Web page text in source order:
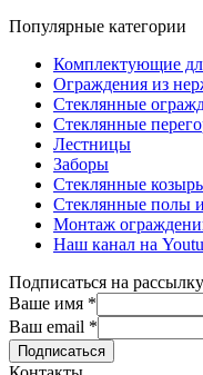
Популярные категории
Комплектующие
Ограждения из
Стеклянные
Стеклянные
Лестницы
Заборы
Стеклянные
Стеклянные полы
Монтаж
Наш канал на
Подписаться на рассылку
Ваше имя *
Ваш email *